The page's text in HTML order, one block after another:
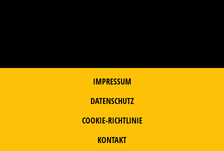
IMPRESSUM
DATENSCHUTZ
COOKIE-RICHTLINIE
KONTAKT